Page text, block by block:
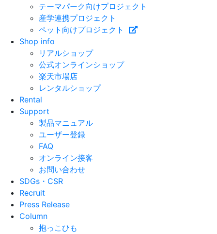
テーマパーク向けプロジェクト
産学連携プロジェクト
ペット向けプロジェクト
Shop info
リアルショップ
公式オンラインショップ
楽天市場店
レンタルショップ
Rental
Support
製品マニュアル
ユーザー登録
FAQ
オンライン接客
お問い合わせ
SDGs・CSR
Recruit
Press Release
Column
抱っこひも